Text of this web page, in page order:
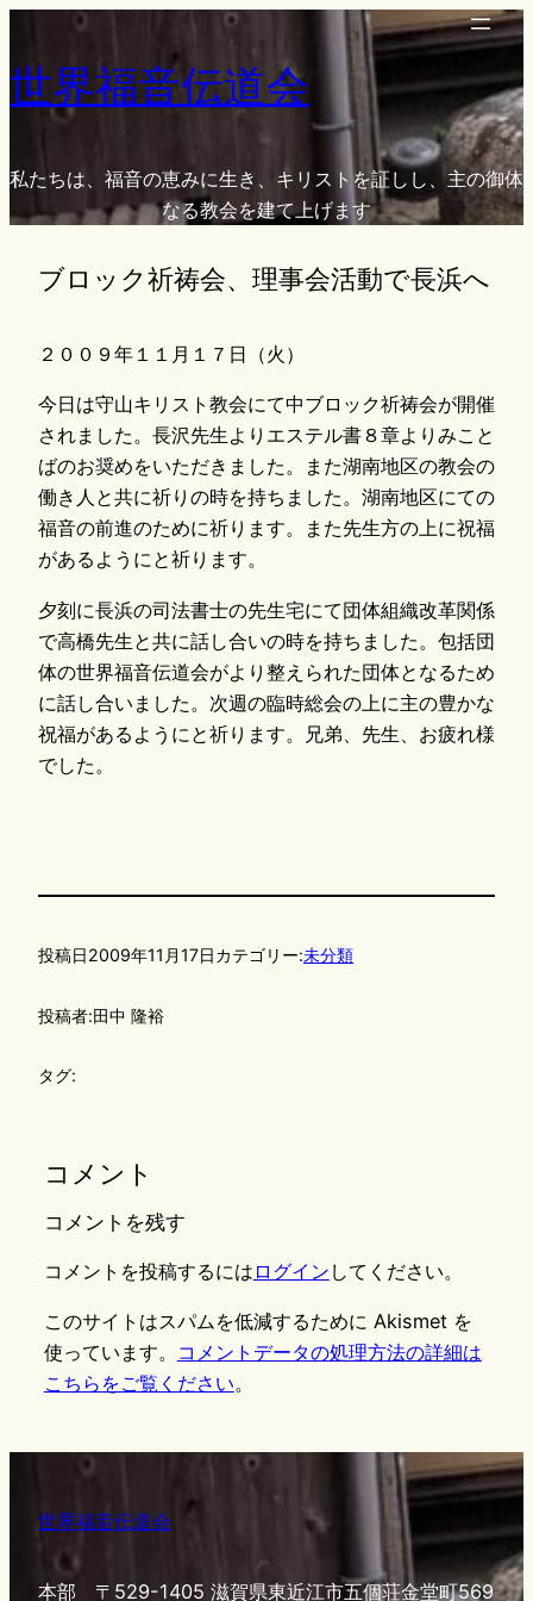
を
ッ
世界福音伝道会
私たちは、福音の恵みに生き、キリストを証しし、主の御体
なる教会を建て上げます
ブロック祈祷会、理事会活動で長浜へ
２００９年１１月１７日（火）
今日は守山キリスト教会にて中ブロック祈祷会が開催
されました。長沢先生よりエステル書８章よりみこと
ばのお奨めをいただきました。また湖南地区の教会の
働き人と共に祈りの時を持ちました。湖南地区にての
福音の前進のために祈ります。また先生方の上に祝福
があるようにと祈ります。
夕刻に長浜の司法書士の先生宅にて団体組織改革関係
で高橋先生と共に話し合いの時を持ちました。包括団
体の世界福音伝道会がより整えられた団体となるため
に話し合いました。次週の臨時総会の上に主の豊かな
祝福があるようにと祈ります。兄弟、先生、お疲れ様
でした。
投稿日2009年11月17日カテゴリー:未分類
投稿者:田中 隆裕
タグ:
コメント
コメントを残す
コメントを投稿するには ログイン してください。
このサイトはスパムを低減するために Akismet を
使っています。
コメントデータの処理方法の詳細は
こちらをご覧ください。
世界福音伝道会
本部 〒529-1405 滋賀県東近江市五個荘金堂町569